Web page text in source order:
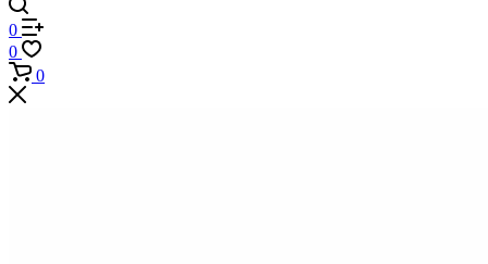
0
0
0